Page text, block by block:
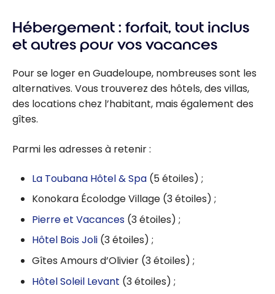
Hébergement : forfait, tout inclus
et autres pour vos vacances
Pour se loger en Guadeloupe, nombreuses sont les
alternatives. Vous trouverez des hôtels, des villas,
des locations chez l’habitant, mais également des
gîtes.
Parmi les adresses à retenir :
La Toubana Hôtel & Spa (5 étoiles) ;
Konokara Écolodge Village (3 étoiles) ;
Pierre et Vacances (3 étoiles) ;
Hôtel Bois Joli (3 étoiles) ;
Gîtes Amours d’Olivier (3 étoiles) ;
Hôtel Soleil Levant (3 étoiles) ;